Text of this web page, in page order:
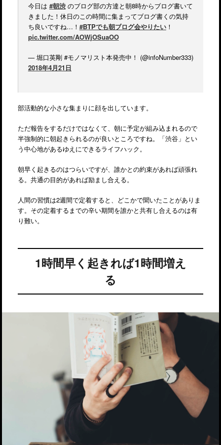
今日は #朝渋のブログ部の方達と朝8時からブログ書いて
きました！休日のこの時間に集まってブログ書くの気持
ち良いですね…！ #BTPでも朝ブログ会やりたい！
pic.twitter.com/AOWjOSuaOO
— 堀口英剛 #モノマリスト本発売中！ (@infoNumber333)
2018年4月21日
部活動的な小さな集まりに顔を出しています。
ただ報告をするだけではなくて、朝に予定が組み込まれるので
半強制的に朝起きられるのが良いところですね。「渋谷」とい
う中心地があるゆえにできるライフハック。
朝早く起きるのはつらいですが、誰かとの約束があれば頑張れ
る。共通の目的があれば励まし合える。
人間の習慣は2週間で定着すると、どこかで聞いたことがありま
す。その定着するまでの辛い期間を誰かと共有し合えるのは有
り難い。
1時間早く起きれば1時間増え
る